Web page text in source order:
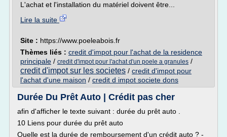
L'achat et l'installation du matériel doivent être...
Lire la suite
Site : https://www.poeleabois.fr
Thèmes liés : credit d'impot pour l'achat de la residence
principale / credit d'impot pour l'achat d'un poele a granules /
credit d'impot sur les societes / credit d'impot pour
l'achat d'une maison / credit d impot societe dons
Durée Du Prêt Auto | Crédit pas cher
afin d'afficher le texte suivant : durée du prêt auto .
10 Liens pour durée du prêt auto
Quelle est la durée de remboursement d'un crédit auto ? -